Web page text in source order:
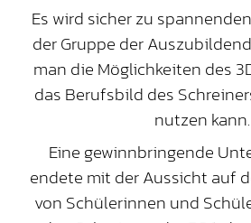
Es wird sicher zu
der Gruppe der
man die Möglichkeiten des
das Berufsbild des
nutzen kann.
Eine gewinnbringende
endete mit der Aussicht auf
von Schülerinnen und